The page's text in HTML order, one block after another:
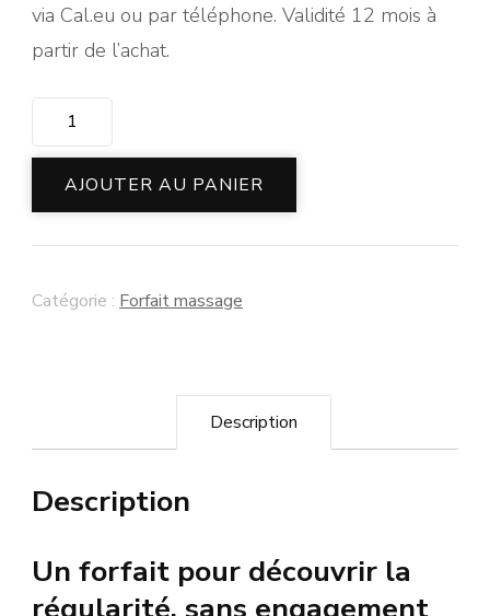
via Cal.eu ou par téléphone. Validité 12 mois à
partir de l’achat.
quantité
de
Forfait
de
3
massages
femme)
AJOUTER AU PANIER
Catégorie : Forfait massage
Description
Description
Un forfait pour découvrir la
régularité, sans engagement